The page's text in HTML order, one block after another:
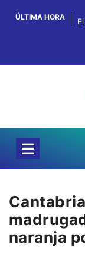
ÚLTIMA HORA
naranja